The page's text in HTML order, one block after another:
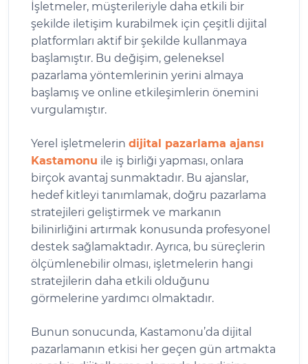
İşletmeler, müşterileriyle daha etkili bir
şekilde iletişim kurabilmek için çeşitli dijital
platformları aktif bir şekilde kullanmaya
başlamıştır. Bu değişim, geleneksel
pazarlama yöntemlerinin yerini almaya
başlamış ve online etkileşimlerin önemini
vurgulamıştır.
Yerel işletmelerin dijital pazarlama ajansı
Kastamonu ile iş birliği yapması, onlara
birçok avantaj sunmaktadır. Bu ajanslar,
hedef kitleyi tanımlamak, doğru pazarlama
stratejileri geliştirmek ve markanın
bilinirliğini artırmak konusunda profesyonel
destek sağlamaktadır. Ayrıca, bu süreçlerin
ölçümlenebilir olması, işletmelerin hangi
stratejilerin daha etkili olduğunu
görmelerine yardımcı olmaktadır.
Bunun sonucunda, Kastamonu’da dijital
pazarlamanın etkisi her geçen gün artmakta